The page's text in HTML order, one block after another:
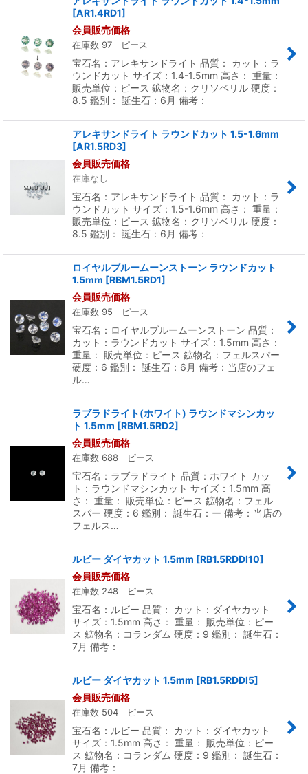
[AR1.4RD1]
会員販売価格
在庫数 97 ピース
宝石名：アレキサンドライト 品質： カット：ラ
ウンドカット サイズ：1.4-1.5mm 高さ： 重量：
販売単位：ピース 鉱物名：クリソベリル 硬度：
8.5 鑑別： 誕生石：6月 備考：
アレキサンドライト ラウンドカット 1.5-1.6mm
[AR1.5RD3]
会員販売価格
在庫なし
宝石名：アレキサンドライト 品質： カット：ラ
ウンドカット サイズ：1.5-1.6mm 高さ： 重量：
販売単位：ピース 鉱物名：クリソベリル 硬度：
8.5 鑑別： 誕生石：6月 備考：
ロイヤルブルームーンストーン ラウンドカット
1.5mm [RBM1.5RD1]
会員販売価格
在庫数 95 ピース
宝石名：ロイヤルブルームーンストーン 品質：
カット：ラウンドカット サイズ：1.5mm 高さ：
重量： 販売単位：ピース 鉱物名：フェルスパー
硬度：6 鑑別： 誕生石：6月 備考：当店のフェ
ル…
ラブラドライト(ホワイト) ラウンドマシンカッ
ト 1.5mm [RBM1.5RD2]
会員販売価格
在庫数 688 ピース
宝石名：ラブラドライト 品質：ホワイト カッ
ト：ラウンドマシンカット サイズ：1.5mm 高
さ： 重量： 販売単位：ピース 鉱物名：フェル
スパー 硬度：6 鑑別： 誕生石：ー 備考：当店の
フェルス…
ルビー ダイヤカット 1.5mm [RB1.5RDDI10]
会員販売価格
在庫数 248 ピース
宝石名：ルビー 品質： カット：ダイヤカット
サイズ：1.5mm 高さ： 重量： 販売単位：ピー
ス 鉱物名：コランダム 硬度：9 鑑別： 誕生石：
7月 備考：
ルビー ダイヤカット 1.5mm [RB1.5RDDI5]
会員販売価格
在庫数 504 ピース
宝石名：ルビー 品質： カット：ダイヤカット
サイズ：1.5mm 高さ： 重量： 販売単位：ピー
ス 鉱物名：コランダム 硬度：9 鑑別： 誕生石：
7月 備考：